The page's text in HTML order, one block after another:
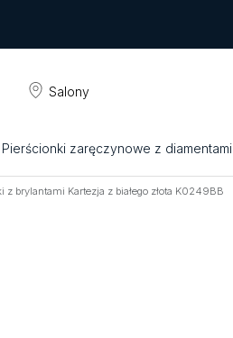
Salony
Pierścionki zaręczynowe z diamentami
z brylantami Kartezja z białego złota K0249BB